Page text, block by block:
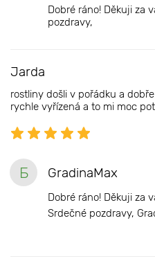
Dobré ráno! Děkuji za
pozdravy,
Jarda
rostliny došli v pořádku a
rychle vyřízená a to mi moc
Б GradinaMax
Dobré ráno! Děkuji za
Srdečné pozdravy,